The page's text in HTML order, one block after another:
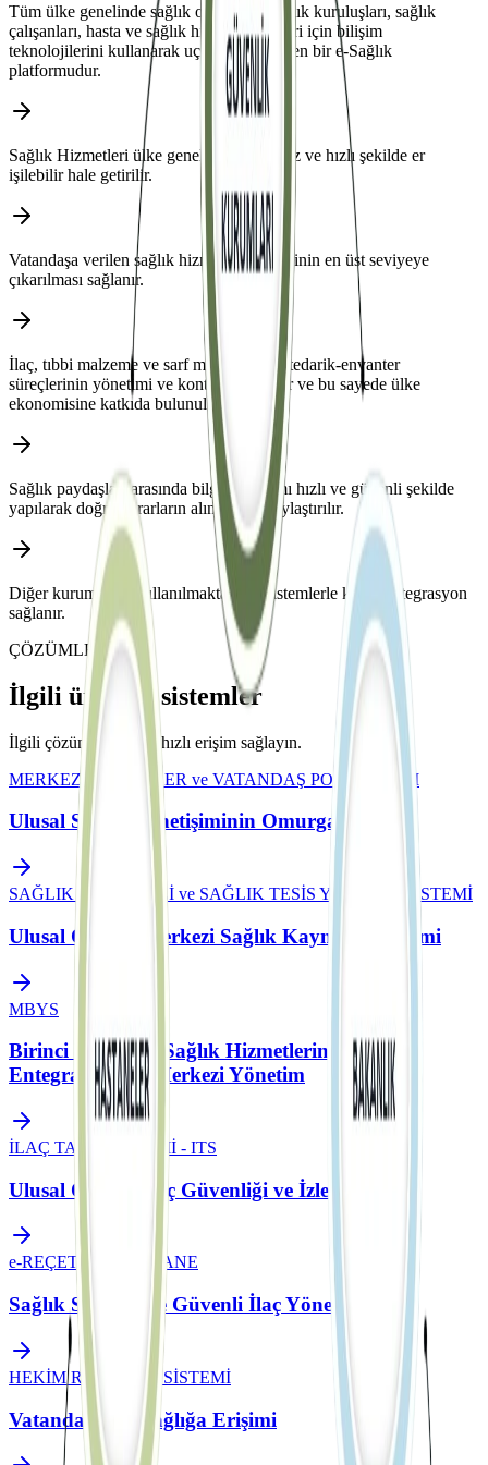
Tüm ülke genelinde sağlık otoriteleri, sağlık kuruluşları, sağlık
çalışanları, hasta ve sağlık hizmeti süreçleri için bilişim
teknolojilerini kullanarak uçtan uca yöneten bir e-Sağlık
platformudur.
Sağlık Hizmetleri ülke genelinde kesintisiz ve hızlı şekilde er
işilebilir hale getirilir.
Vatandaşa verilen sağlık hizmetleri kalitesinin en üst seviyeye
çıkarılması sağlanır.
İlaç, tıbbi malzeme ve sarf malzemelerin tedarik-envanter
süreçlerinin yönetimi ve kontrolü sağlanır ve bu sayede ülke
ekonomisine katkıda bulunul ur.
Sağlık paydaşları arasında bilgi paylaşımı hızlı ve güvenli şekilde
yapılarak doğru kararların alınması kolaylaştırılır.
Diğer kurumlarda kullanılmakta olan sistemlerle kolay entegrasyon
sağlanır.
ÇÖZÜMLER
İlgili ürün ve sistemler
İlgili çözüm ailelerine hızlı erişim sağlayın.
MERKEZİ SİSTEMLER ve VATANDAŞ PORTALLARI
Ulusal Sağlık Yönetişiminin Omurgası
SAĞLIK PERSONELİ ve SAĞLIK TESİS YÖNETİM SİSTEMİ
Ulusal Ölçekte Merkezi Sağlık Kaynak Yönetimi
MBYS
Birinci Basamak Sağlık Hizmetlerinde Tam
Entegrasyon ve Merkezi Yönetim
İLAÇ TAKİP SİSTEMİ - ITS
Ulusal Ölçekte İlaç Güvenliği ve İzlenebilirlik
e-REÇETE ve e-ECZANE
Sağlık Sisteminde Güvenli İlaç Yönetimi
HEKİM RANDEVU SİSTEMİ
Vatandaşların Sağlığa Erişimi